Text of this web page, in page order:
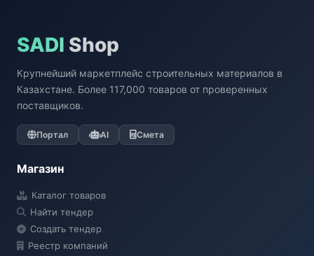
SADI Shop
Крупнейший маркетплейс строительных материалов в
Казахстане. Более 117,000 товаров от проверенных
поставщиков.
Портал AI Смета
Магазин
Каталог товаров
Найти тендер
Создать тендер
Реестр компаний